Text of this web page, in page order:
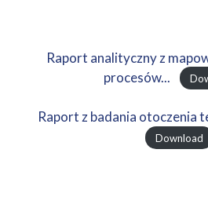
Raport analityczny z
procesów...
Raport z badania otoczenia
Download